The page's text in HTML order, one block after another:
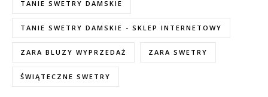
TANIE SWETRY DAMSKIE
TANIE SWETRY DAMSKIE - SKLEP INTERNETOWY
ZARA BLUZY WYPRZEDAŻ ZARA SWETRY
ŚWIĄTECZNE SWETRY